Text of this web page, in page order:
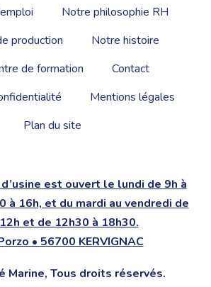
Notre philosophie RH
production
Notre histoire
de formation
Contact
Mentions légales
Plan du site
est ouvert le lundi de 9h à
à 16h, et du mardi au vendredi de
et de 12h30 à 18h30.
• 56700 KERVIGNAC
Marine, Tous droits réservés.